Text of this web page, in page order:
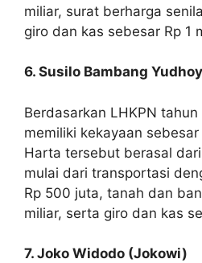
miliar, surat berharga
giro dan kas sebesar Rp 1
6. Susilo Bambang
Berdasarkan LHKPN
memiliki kekayaan sebesar
Harta tersebut berasal
mulai dari transportasi
Rp 500 juta, tanah dan
miliar, serta giro dan kas
7. Joko Widodo (Jokowi)